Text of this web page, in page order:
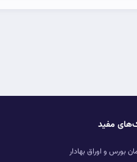
مفید
بورس و اوراق بهادار